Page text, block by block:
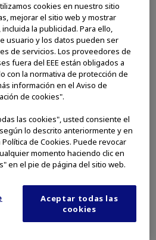
cookies en nuestro sitio
mejorar el sitio web y mostrar
la publicidad. Para ello,
usuario y los datos pueden ser
de servicios. Los proveedores de
fuera del EEE están obligados a
con la normativa de protección de
información en el Aviso de
de cookies".
las cookies", usted consiente el
lo descrito anteriormente y en
de Cookies. Puede revocar
momento haciendo clic en
en el pie de página del sitio web.
Aceptar todas las
cookies